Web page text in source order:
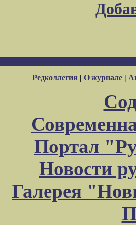
Редколлегия | О журнале |
Портал
Новости
Галерея